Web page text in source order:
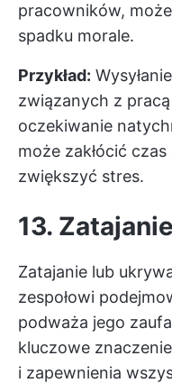
pracowników,
spadku morale.
Przykład:
związanych z
oczekiwanie
może zakłócić
zwiększyć stres.
13.
Zatajanie lub
zespołowi
podważa jego
kluczowe
i zapewnienia